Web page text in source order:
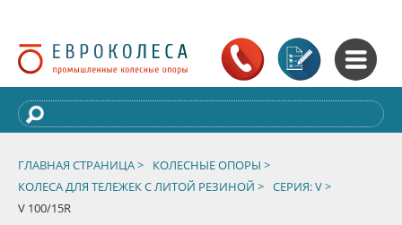
ГЛАВНАЯ СТРАНИЦА >
КОЛЕСНЫЕ ОПОРЫ >
КОЛЕСА ДЛЯ ТЕЛЕЖЕК С ЛИТОЙ РЕЗИНОЙ > СЕРИЯ: V >
V 100/15R